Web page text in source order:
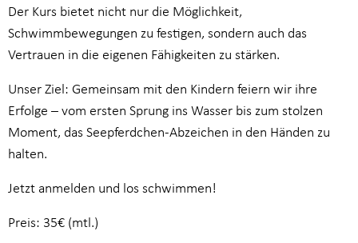
Der Kurs bietet nicht nur die Möglichkeit,
Schwimmbewegungen zu festigen, sondern auch das
Vertrauen in die eigenen Fähigkeiten zu stärken.
Unser Ziel: Gemeinsam mit den Kindern feiern wir ihre
Erfolge – vom ersten Sprung ins Wasser bis zum stolzen
Moment, das Seepferdchen-Abzeichen in den Händen zu
halten.
Jetzt anmelden und los schwimmen!
Preis: 35€ (mtl.)